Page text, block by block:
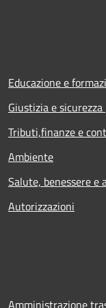
Educazione e
Giustizia e
Tributi,finanze e
Ambiente
Salute, benessere e
Autorizzazioni
Amministrazione